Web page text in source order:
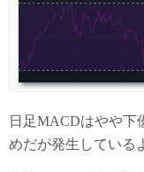
日足MACDはやや下
めだが発生している